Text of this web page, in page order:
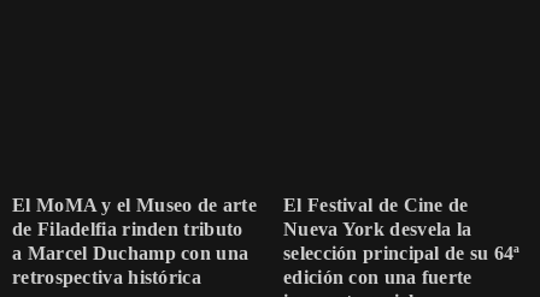
El MoMA y el Museo de arte
de Filadelfia rinden tributo
a Marcel Duchamp con una
retrospectiva histórica
El Festival de Cine de
Nueva York desvela la
selección principal de su 64ª
edición con una fuerte